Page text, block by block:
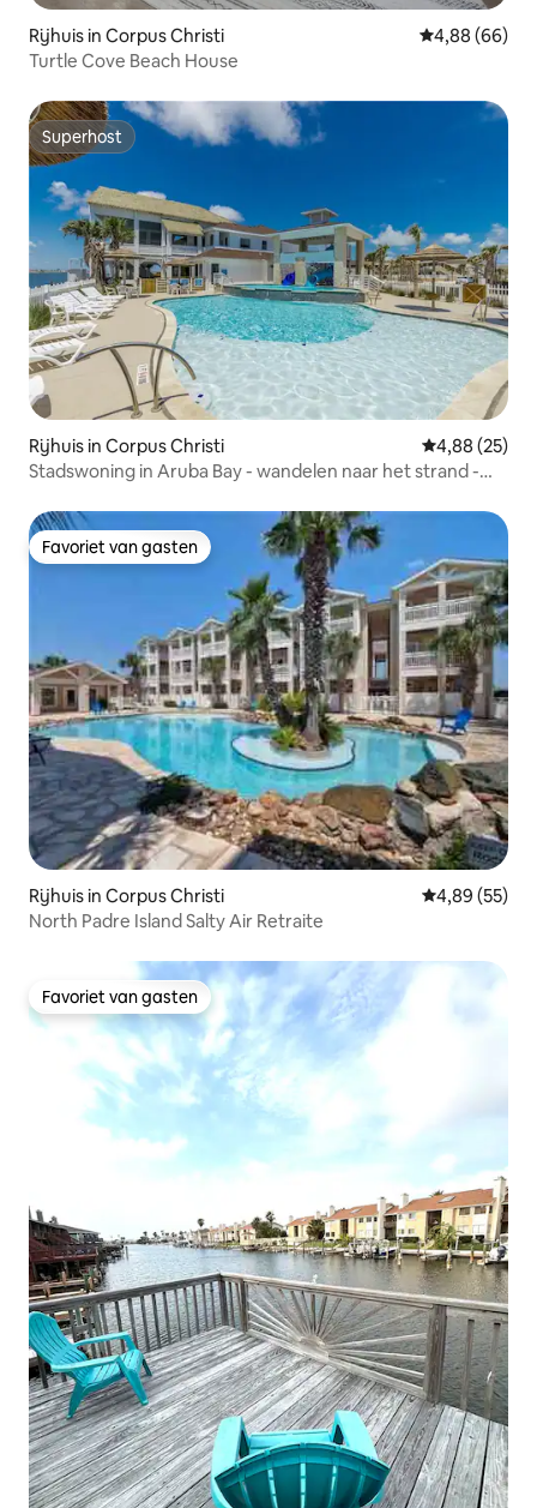
Rijhuis in Corpus Christi Gemiddelde
4,88 (66)
Turtle Cove Beach House
Superhost
Superhost
Rijhuis in Corpus Christi Gemiddelde
4,88 (25)
Stadswoning in Aruba Bay - wandelen naar het strand -
Favoriet van gasten
Favoriet van gasten
Rijhuis in Corpus Christi Gemiddelde
4,89 (55)
North Padre Island Salty Air Retraite
Favoriet van gasten
Favoriet van gasten